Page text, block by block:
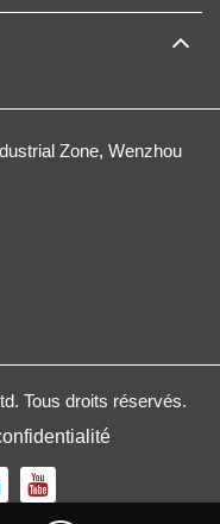
Zone, Wenzhou
Tous droits réservés.